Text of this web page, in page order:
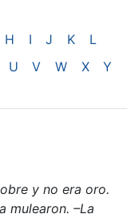
H I J K
L
U V W X
Y
y no era oro.
mulearon. –La